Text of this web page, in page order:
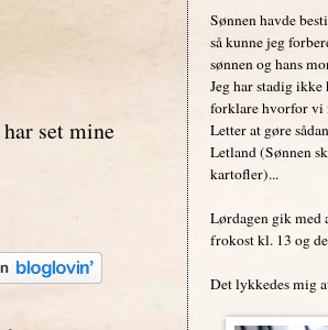
Sønnen havde
så kunne jeg
sønnen og hans
Jeg har stadig
forklare hvorfor vi
Letter at gøre
Letland (Sønnen
kartofler)...
Lørdagen gik med
frokost kl. 13 og
Det lykkedes mig
har set mine